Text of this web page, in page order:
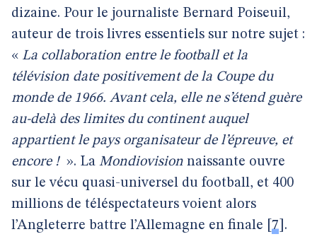
dizaine. Pour le journaliste Bernard Poiseuil,
auteur de trois livres essentiels sur notre sujet :
« La collaboration entre le football et la
télévision date positivement de la Coupe du
monde de 1966. Avant cela, elle ne s’étend guère
au-delà des limites du continent auquel
appartient le pays organisateur de l’épreuve, et
encore ! ». La Mondiovision naissante ouvre
sur le vécu quasi-universel du football, et 400
millions de téléspectateurs voient alors
l’Angleterre battre l’Allemagne en finale
7 .